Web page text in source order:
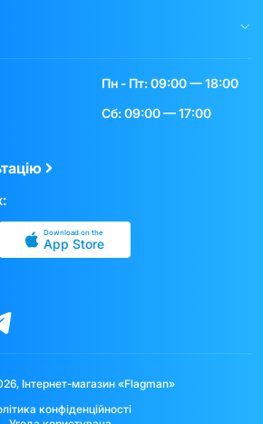
Пн - Пт: 09:00 — 18:00
Сб: 09:00 — 17:00
Download on the
App Store
Інтернет-магазин «Flagman»
конфіденційності